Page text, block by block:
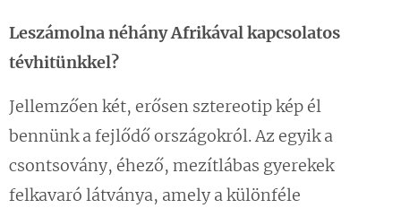
Leszámolna néhány Afrikával kapcsolatos
tévhitünkkel?
Jellemzően két, erősen sztereotip kép él
bennünk a fejlődő országokról. Az egyik a
csontsovány, éhező, mezítlábas gyerekek
felkavaró látványa, amely a különféle